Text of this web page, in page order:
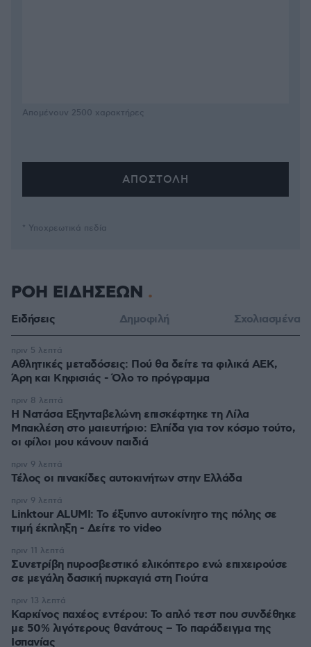
Απομένουν 2500 χαρακτήρες
* Υποχρεωτικά πεδία
ΡΟΗ ΕΙΔΗΣΕΩΝ
Ειδήσεις Δημοφιλή Σχολιασμένα
Αθλητικές μεταδόσεις: Πού θα δείτε τα φιλικά ΑΕΚ,
Άρη και Κηφισιάς - Όλο το πρόγραμμα
πριν 5 λεπτά
Η Νατάσα Εξηνταβελώνη επισκέφτηκε τη Λίλα
Μπακλέση στο μαιευτήριο: Ελπίδα για τον κόσμο τούτο,
οι φίλοι μου κάνουν παιδιά
πριν 8 λεπτά
Τέλος οι πινακίδες αυτοκινήτων στην Ελλάδα
πριν 9 λεπτά
Linktour ALUMI: Το έξυπνο αυτοκίνητο της πόλης σε
τιμή έκπληξη - Δείτε το video
πριν 9 λεπτά
Συνετρίβη πυροσβεστικό ελικόπτερο ενώ επιχειρούσε
σε μεγάλη δασική πυρκαγιά στη Γιούτα
πριν 11 λεπτά
Καρκίνος παχέος εντέρου: Το απλό τεστ που συνδέθηκε
με 50% λιγότερους θανάτους – Το παράδειγμα της
Ισπανίας
πριν 13 λεπτά